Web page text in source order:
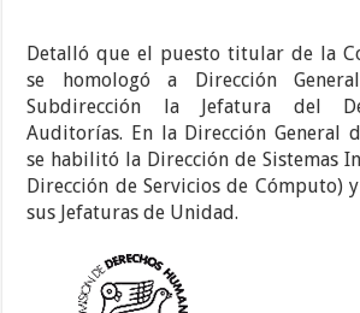
Detalló que el puesto titular de la
se homologó a Dirección
Subdirección la Jefatura del
Auditorías. En la Dirección General
se habilitó la Dirección de Sistemas
Dirección de Servicios de Cómputo)
sus Jefaturas de Unidad.